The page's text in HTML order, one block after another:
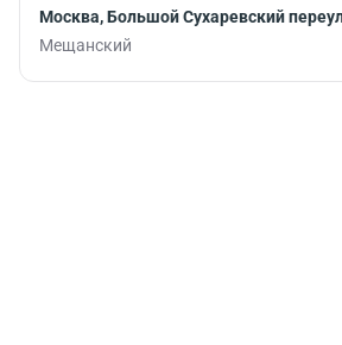
Москва, Большой Сухаревский
Мещанский